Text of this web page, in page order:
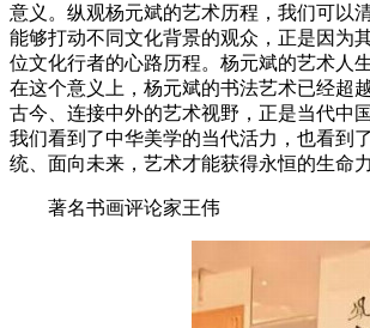
意义。纵观杨元斌的艺术历程，我们可以
能够打动不同文化背景的观众，正是因为
位文化行者的心路历程。杨元斌的艺术人
在这个意义上，杨元斌的书法艺术已经超
古今、连接中外的艺术视野，正是当代中
我们看到了中华美学的当代活力，也看到
统、面向未来，艺术才能获得永恒的生命
著名书画评论家王伟